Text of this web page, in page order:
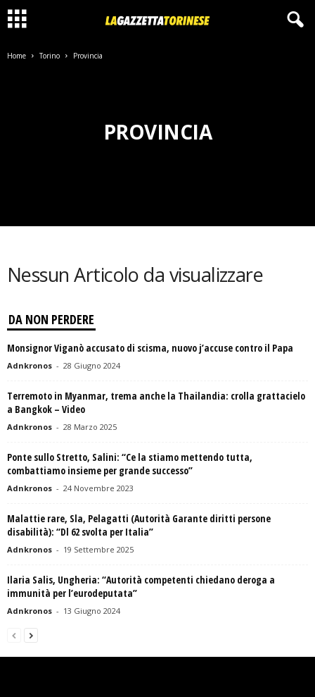
Home Torino Provincia
PROVINCIA
Nessun Articolo da visualizzare
DA NON PERDERE
Monsignor Viganò accusato di scisma, nuovo j’accuse contro il Papa
Adnkronos - 28 Giugno 2024
Terremoto in Myanmar, trema anche la Thailandia: crolla grattacielo
a Bangkok – Video
Adnkronos - 28 Marzo 2025
Ponte sullo Stretto, Salini: “Ce la stiamo mettendo tutta,
combattiamo insieme per grande successo”
Adnkronos - 24 Novembre 2023
Malattie rare, Sla, Pelagatti (Autorità Garante diritti persone
disabilità): “Dl 62 svolta per Italia”
Adnkronos - 19 Settembre 2025
Ilaria Salis, Ungheria: “Autorità competenti chiedano deroga a
immunità per l’eurodeputata”
Adnkronos - 13 Giugno 2024